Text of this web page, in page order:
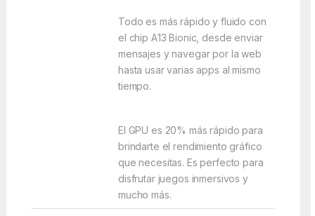
Todo es más rápido y fluido con
el chip A13 Bionic, desde enviar
mensajes y navegar por la web
hasta usar varias apps al mismo
tiempo.
El GPU es 20% más rápido para
brindarte el rendimiento gráfico
que necesitas. Es perfecto para
disfrutar juegos inmersivos y
mucho más.